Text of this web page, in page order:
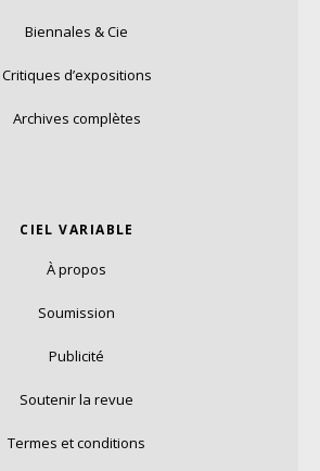
Biennales & Cie
Critiques d’expositions
Archives complètes
CIEL VARIABLE
À propos
Soumission
Publicité
Soutenir la revue
Termes et conditions